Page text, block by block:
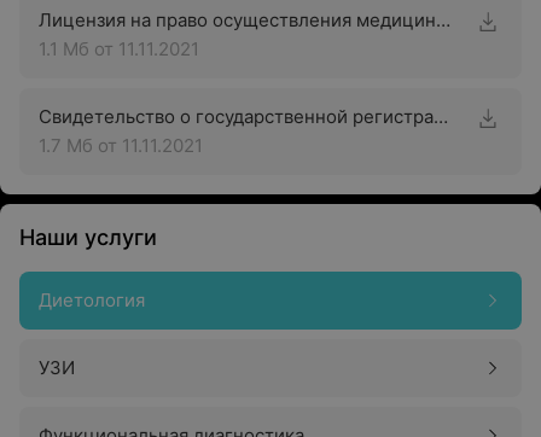
Лицензия на право осуществления медицинской деятельности
1.1 Мб от 11.11.2021
Свидетельство о государственной регистрации
1.7 Мб от 11.11.2021
Наши услуги
Диетология
УЗИ